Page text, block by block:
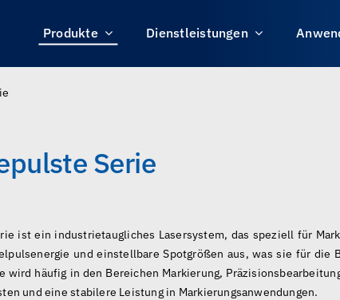
Produkte Dienstleistungen
Serie
ist ein industrietaugliches Lasersystem, das speziell für
und einstellbare Spotgrößen aus, was sie für
wird häufig in den Bereichen Markierung,
und eine stabilere Leistung in Markierungsanwendungen.